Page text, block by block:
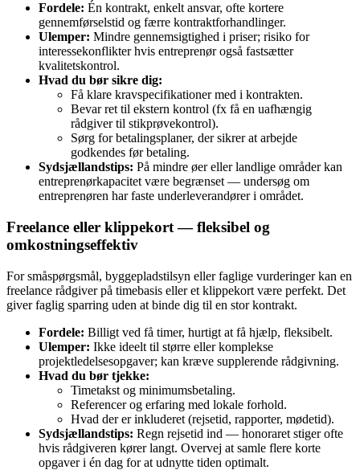
Fordele: Én kontrakt, enkelt ansvar, ofte kortere
gennemførselstid og færre kontraktforhandlinger.
Ulemper: Mindre gennemsigtighed i priser; risiko for
interessekonflikter hvis entreprenør også fastsætter
kvalitetskontrol.
Hvad du bør sikre dig:
Få klare kravspecifikationer med i kontrakten.
Bevar ret til ekstern kontrol (fx få en uafhængig
rådgiver til stikprøvekontrol).
Sørg for betalingsplaner, der sikrer at arbejde
godkendes før betaling.
Sydsjællandstips: På mindre øer eller landlige områder kan
entreprenørkapacitet være begrænset — undersøg om
entreprenøren har faste underleverandører i området.
Freelance eller klippekort — fleksibel og
omkostningseffektiv
For småspørgsmål, byggepladstilsyn eller faglige vurderinger kan en
freelance rådgiver på timebasis eller et klippekort være perfekt. Det
giver faglig sparring uden at binde dig til en stor kontrakt.
Fordele: Billigt ved få timer, hurtigt at få hjælp, fleksibelt.
Ulemper: Ikke ideelt til større eller komplekse
projektledelsesopgaver; kan kræve supplerende rådgivning.
Hvad du bør tjekke:
Timetakst og minimumsbetaling.
Referencer og erfaring med lokale forhold.
Hvad der er inkluderet (rejsetid, rapporter, mødetid).
Sydsjællandstips: Regn rejsetid ind — honoraret stiger ofte
hvis rådgiveren kører langt. Overvej at samle flere korte
opgaver i én dag for at udnytte tiden optimalt.